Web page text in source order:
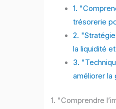
1.
trésorerie
2.
la liquidité
3.
améliorer la
1. "Comprendre